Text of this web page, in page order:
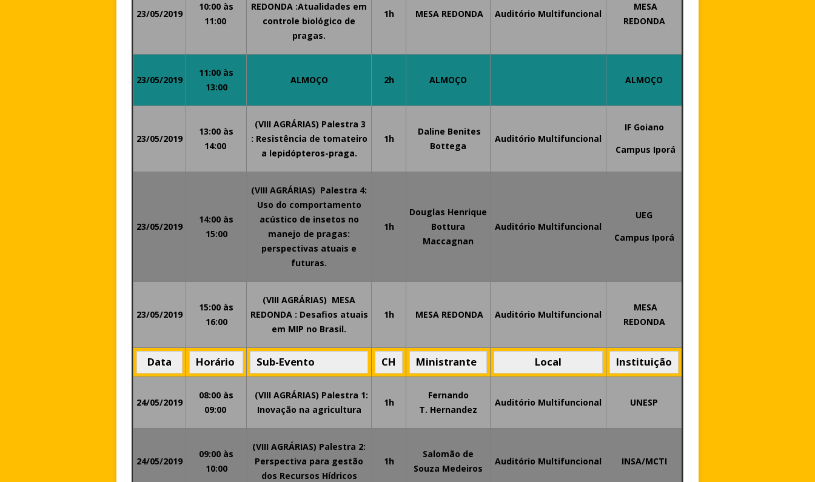
23/05/2019
10:00 às
11:00
REDONDA :Atualidades em
controle biológico de
pragas.
1h MESA REDONDA Auditório Multifuncional
MESA
REDONDA
23/05/2019
11:00 às
13:00
ALMOÇO 2h ALMOÇO ALMOÇO
23/05/2019
13:00 às
14:00
(VIII AGRÁRIAS) Palestra 3
: Resistência de tomateiro
a lepidópteros-praga.
1h
Daline Benites
Bottega
Auditório Multifuncional
IF Goiano
Campus Iporá
23/05/2019
14:00 às
15:00
(VIII AGRÁRIAS) Palestra 4:
Uso do comportamento
acústico de insetos no
manejo de pragas:
perspectivas atuais e
futuras.
1h
Douglas Henrique
Bottura
Maccagnan
Auditório Multifuncional
UEG
Campus Iporá
23/05/2019
15:00 às
16:00
(VIII AGRÁRIAS) MESA
REDONDA : Desafios atuais
em MIP no Brasil.
1h MESA REDONDA Auditório Multifuncional
MESA
REDONDA
Data Horário Sub-Evento CH Ministrante Local Instituição
24/05/2019
08:00 às
09:00
(VIII AGRÁRIAS) Palestra 1:
Inovação na agricultura
1h
Fernando
T. Hernandez
Auditório Multifuncional UNESP
24/05/2019
09:00 às
10:00
(VIII AGRÁRIAS) Palestra 2:
Perspectiva para gestão
dos Recursos Hídricos
1h
Salomão de
Souza Medeiros
Auditório Multifuncional INSA/MCTI